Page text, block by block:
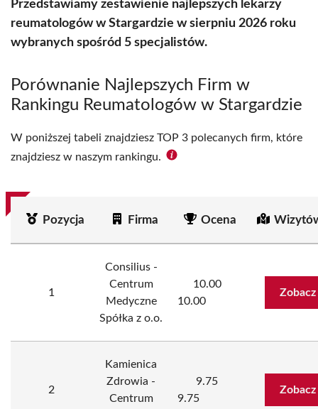
Przedstawiamy zestawienie najlepszych lekarzy
reumatologów w Stargardzie w sierpniu 2026 roku
wybranych spośród 5 specjalistów.
Porównanie Najlepszych Firm w
Rankingu Reumatologów w Stargardzie
W poniższej tabeli znajdziesz TOP 3 polecanych firm, które
znajdziesz w naszym rankingu.
Pozycja Firma Ocena
1
Consilius -
Centrum
Medyczne
Spółka z o.o.
10.00
10.00
2
Kamienica
Zdrowia -
Centrum
9.75
9.75